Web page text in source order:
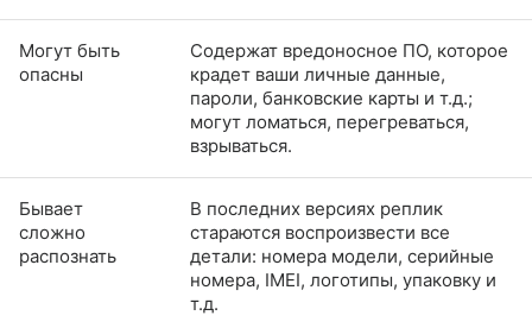
Могут быть
опасны
Содержат вредоносное ПО, которое
крадет ваши личные данные,
пароли, банковские карты и т.д.;
могут ломаться, перегреваться,
взрываться.
Бывает
сложно
распознать
В последних версиях реплик
стараются воспроизвести все
детали: номера модели, серийные
номера, IMEI, логотипы, упаковку и
т.д.